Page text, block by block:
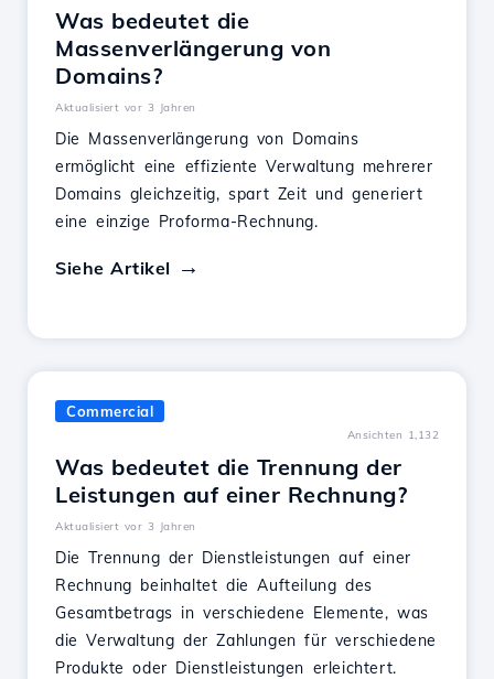
Was bedeutet die
Massenverlängerung von
Domains?
Aktualisiert vor 3 Jahren
Die Massenverlängerung von Domains
ermöglicht eine effiziente Verwaltung mehrerer
Domains gleichzeitig, spart Zeit und generiert
eine einzige Proforma-Rechnung.
Siehe Artikel
Commercial
Ansichten 1,132
Was bedeutet die Trennung der
Leistungen auf einer Rechnung?
Aktualisiert vor 3 Jahren
Die Trennung der Dienstleistungen auf einer
Rechnung beinhaltet die Aufteilung des
Gesamtbetrags in verschiedene Elemente, was
die Verwaltung der Zahlungen für verschiedene
Produkte oder Dienstleistungen erleichtert.